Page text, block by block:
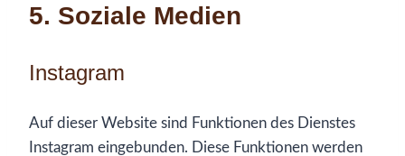
5. Soziale Medien
Instagram
Auf dieser Website sind Funktionen des Dienstes
Instagram eingebunden. Diese Funktionen werden